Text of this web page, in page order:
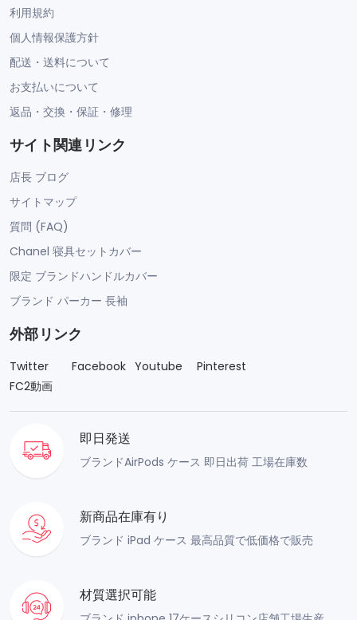
利用規約
個人情報保護方針
配送・送料について
お支払いについて
返品・交換・保証・修理
サイト関連リンク
店長 ブログ
サイトマップ
質問 (FAQ)
Chanel 寝具セットカバー
限定 ブランドハンドルカバー
ブランド パーカー 長袖
外部リンク
Twitter Facebook Youtube
Pinterest
FC2動画
即日発送
ブランドAirPods ケース 即日出荷 工場在庫数
新商品在庫有り
ブランド iPad ケース 最高品質で低価格で販売
材質選択可能